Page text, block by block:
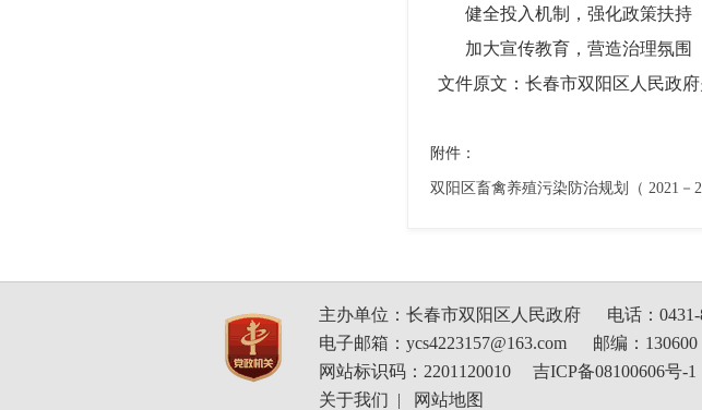
健全投入机制，强化政策扶持
加大宣传教育，营造治理氛围
文件原文：长春市双阳区人民政
附件：
双阳区畜禽养殖污染防治规划（ 2021－
主办单位：长春市双阳区人民政府
电话：
电子邮箱：ycs4223157@163.com
邮编：130600
网站标识码：2201120010
吉ICP备08100606号-1
关于我们 | 网站地图